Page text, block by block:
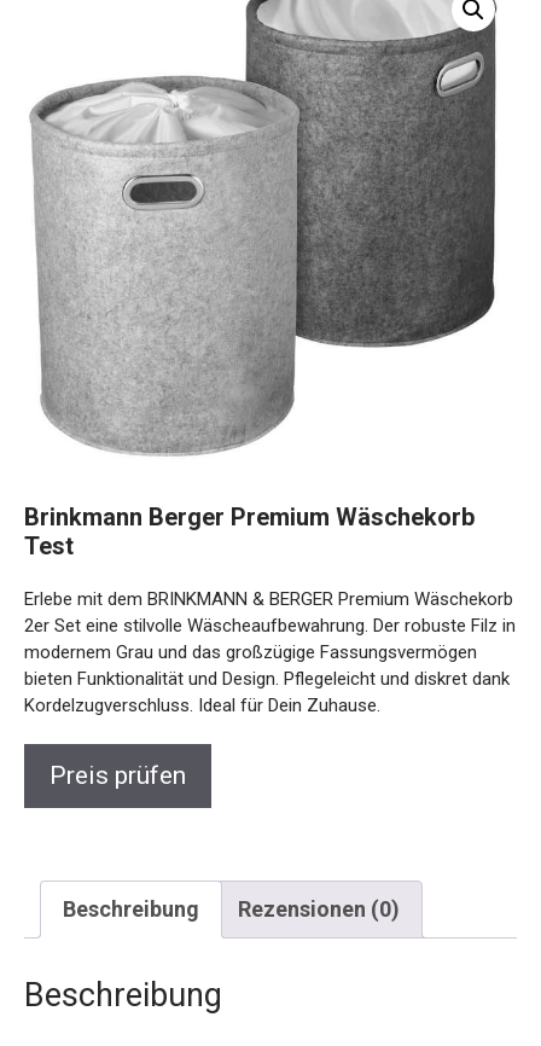
Brinkmann Berger Premium Wäschekorb
Test
Erlebe mit dem BRINKMANN & BERGER Premium Wäschekorb
2er Set eine stilvolle Wäscheaufbewahrung. Der robuste Filz in
modernem Grau und das großzügige Fassungsvermögen
bieten Funktionalität und Design. Pflegeleicht und diskret dank
Kordelzugverschluss. Ideal für Dein Zuhause.
Preis prüfen
Beschreibung Rezensionen (0)
Beschreibung